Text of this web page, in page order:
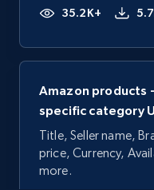
35.2K+
Amazon products
specific category
Title, Seller name,
price, Currency,
more.